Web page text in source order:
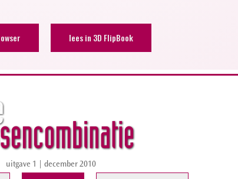
lees in 3D FlipBook
uitgave 1 | december 2010